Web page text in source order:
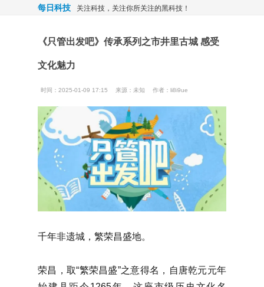
每日科技 关注科技，关注你所关注的黑科技！
《只管出发吧》传承系列之市井里古城 感受
文化魅力
时间：2025-01-09 17:15 来源： 未知 作者：li8i9ue
‌千年非遗城，繁荣昌盛地。
荣昌，取“繁荣昌盛”之意得名，自唐乾元元年